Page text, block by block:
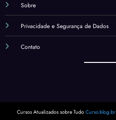
Sobre
Privacidade e Segurança de Dados
Contato
Cursos Atualizados sobre Tudo Curso.blog.br